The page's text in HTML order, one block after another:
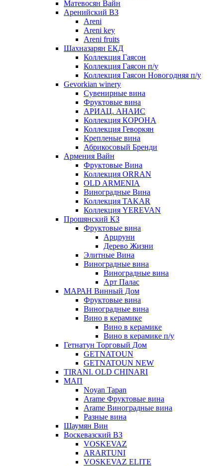
Матевосян Вайн
Аренийский ВЗ
Areni
Areni key
Areni fruits
Шахназарян ЕКД
Коллекция Гаясон
Коллекция Гаясон п/у
Коллекция Гаясон Новогодняя п/у
Gevorkian winery
Сувенирные вина
Фруктовые вина
АРИАЦ. АНАИС
Коллекция КОРОНА
Коллекция Геворкян
Крепленые вина
Абрикосовый Бренди
Армения Вайн
Фруктовые Вина
Коллекция ORRAN
OLD ARMENIA
Виноградные Вина
Коллекция TAKAR
Коллекция YEREVAN
Прошянский КЗ
Фруктовые вина
Арцруни
Дерево Жизни
Элитные Вина
Виноградные вина
Виноградные вина
Арт Палас
МАРАН Винный Дом
Фруктовые вина
Виноградные вина
Вино в керамике
Вино в керамике
Вино в керамике п/у
Гетнатун Торговый Дом
GETNATOUN
GETNATOUN NEW
TIRANI. OLD CHINARI
МАП
Noyan Tapan
Arame Фруктовые вина
Arame Виноградные вина
Разные вина
Шаумян Вин
Воскевазский ВЗ
VOSKEVAZ
ARARTUNI
VOSKEVAZ ELITE